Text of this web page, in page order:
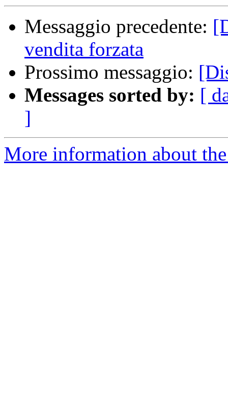
Messaggio precedente:
vendita forzata
Prossimo messaggio:
Messages sorted by: [
]
More information about